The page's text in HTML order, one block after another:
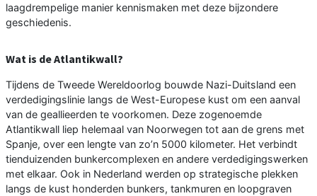
laagdrempelige manier kennismaken met deze bijzondere
geschiedenis.
Wat is de Atlantikwall?
Tijdens de Tweede Wereldoorlog bouwde Nazi-Duitsland een
verdedigingslinie langs de West-Europese kust om een aanval
van de geallieerden te voorkomen. Deze zogenoemde
Atlantikwall liep helemaal van Noorwegen tot aan de grens met
Spanje, over een lengte van zo’n 5000 kilometer. Het verbindt
tienduizenden bunkercomplexen en andere verdedigingswerken
met elkaar. Ook in Nederland werden op strategische plekken
langs de kust honderden bunkers, tankmuren en loopgraven